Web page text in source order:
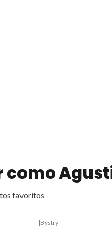
como
favoritos
|Bystry